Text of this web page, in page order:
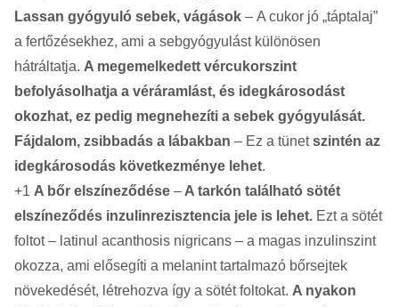
Lassan gyógyuló sebek, vágások – A cukor jó „táptalaj”
a fertőzésekhez, ami a sebgyógyulást különösen
hátráltatja. A megemelkedett vércukorszint
befolyásolhatja a véráramlást, és idegkárosodást
okozhat, ez pedig megnehezíti a sebek gyógyulását.
Fájdalom, zsibbadás a lábakban – Ez a tünetszintén az
idegkárosodás következménye lehet.
+1 A bőr elszíneződése – A tarkón található sötét
elszíneződés inzulinrezisztencia jele is lehet. Ezt a sötét
foltot – latinul acanthosis nigricans – a magas inzulinszint
okozza, ami elősegíti a melanint tartalmazó bőrsejtek
növekedését, létrehozva így a sötét foltokat. A nyakon